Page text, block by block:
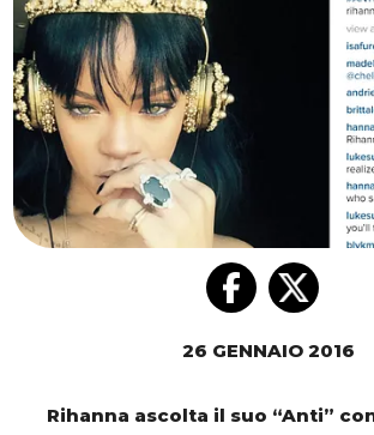
26 GENNAIO 2016
Rihanna ascolta il suo “Anti”